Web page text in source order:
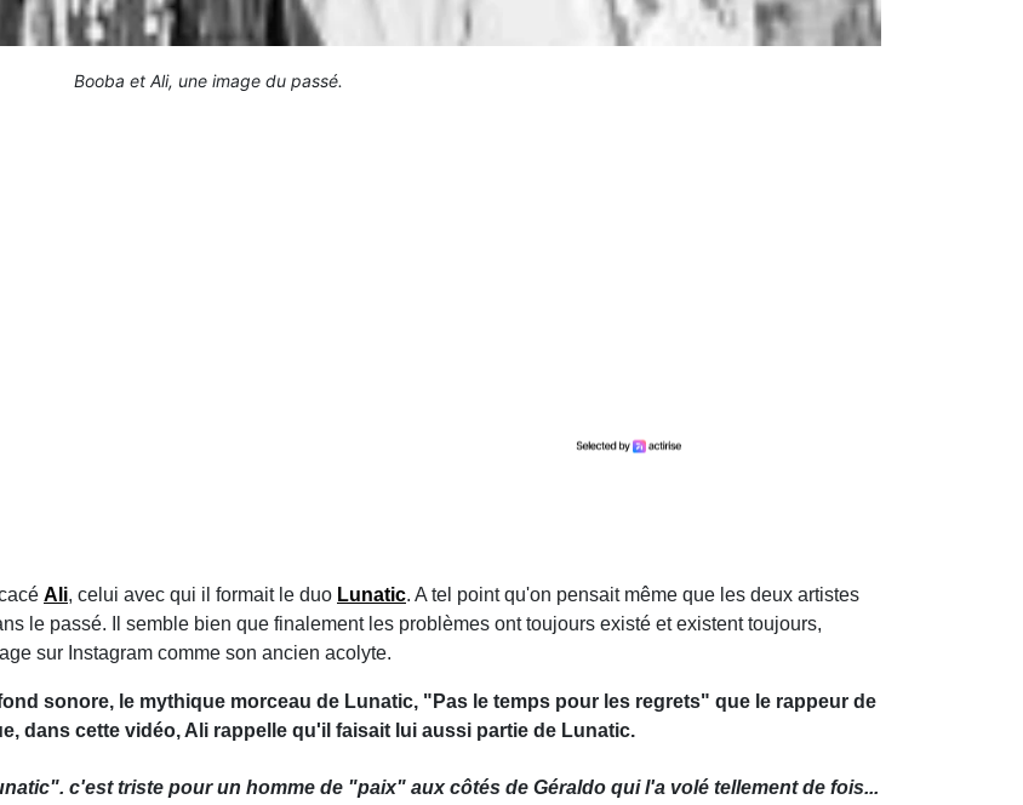
Booba et Ali, une image du passé.
Ali, celui avec qui il formait le duo Lunatic. A tel point qu'on pensait même que les deux artistes
le passé. Il semble bien que finalement les problèmes ont toujours existé et existent toujours,
sur Instagram comme son ancien acolyte.
sonore, le mythique morceau de Lunatic, "Pas le temps pour les regrets" que le rappeur de
dans cette vidéo, Ali rappelle qu'il faisait lui aussi partie de Lunatic.
c'est triste pour un homme de "paix" aux côtés de Géraldo qui l'a volé tellement de fois...